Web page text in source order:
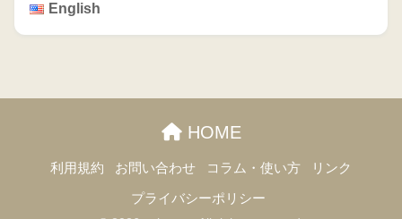
English
HOME
利用規約 お問い合わせ コラム・使い方 リンク
プライバシーポリシー